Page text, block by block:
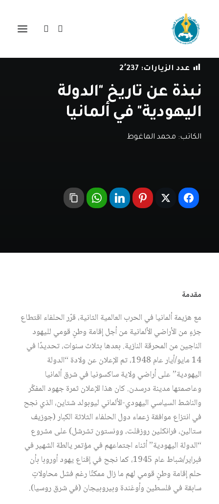
فيمقالات
عدد الزيارات: 2٬237
نبذة عن تاريخ "الدولة
اليهودية" في ألمانيا
الكاتب: محمد الماغوط
مقدمة
مع هزيمة ألمانيا في الحرب العالمية الثانية، قرّر الحلفاء اقتطاع
جزءٍ من الأراضي الألمانية من أجل إقامة وطنٍ قومي لليهود
الناجين من المحرقة النازية. بعدها بثلاث سنوات، تحديدًا في
14 مايو/أيار عام 1948، تم الإعلان عن ولادة “الدولة
اليهودية” على أراضي ولاية ساكسونيا في شرق ألمانيا
وعاصمتها مدينة درسدن. كان هذا الإعلان ثمرة جهود المفكّر
والناشط السياسي اليهودي-الألماني ليوبولد شتاين، الذي نجح
في انتزاع موافقة زعماء دول الحلفاء الثلاثة الكبار (جوزيف
ستالين، فرانكلين روزفلت، وونستون تشرشل) على مشروع
“الدولة اليهودية” أثناء اجتماعهم في مؤتمر يالطة الشهير في
فبراير/شباط عام 1945، كما نجح في إقناع يهود أوروبا بأن
حلم إقامة وطنٍ قومي لهم ما زال ممكنًا رغم فشل محاولاتٍ
سابقة في فلسطين وأوغندة وبيروبيجان (في شرق روسيا).